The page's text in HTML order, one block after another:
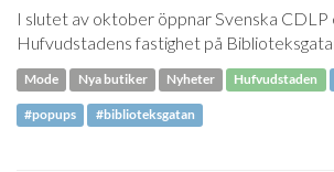
I slutet av oktober öppnar Svenska CDLP
Hufvudstadens fastighet på
Mode Nya butiker Nyheter Hufvudstaden
#popups #biblioteksgatan